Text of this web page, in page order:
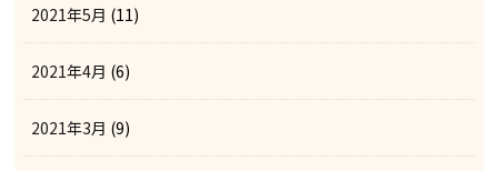
2021年5月 (11)
2021年4月 (6)
2021年3月 (9)